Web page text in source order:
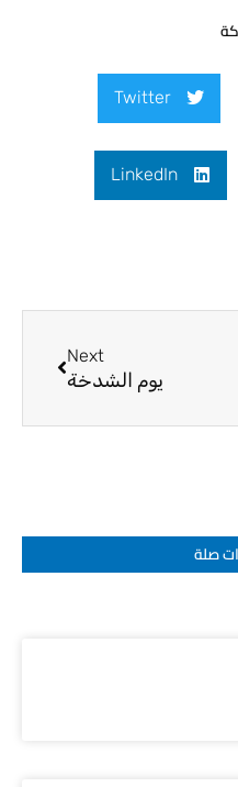
Twitter
LinkedIn
Next
يوم الشدخة
صلة